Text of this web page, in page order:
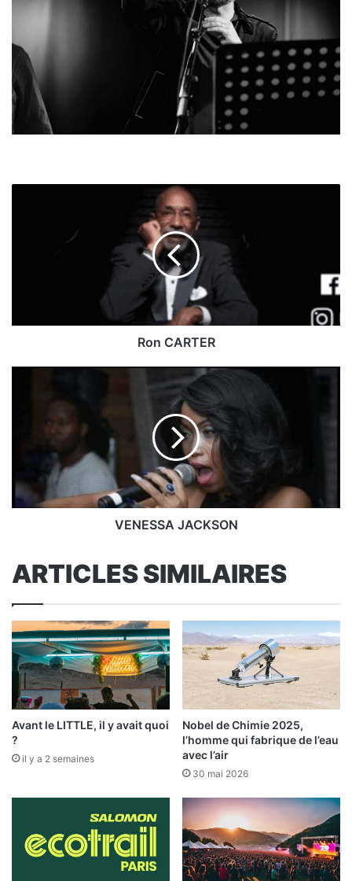
Ron CARTER
VENESSA JACKSON
ARTICLES SIMILAIRES
Avant le LITTLE, il y avait quoi
?
il y a 2 semaines
Nobel de Chimie 2025,
l’homme qui fabrique de l’eau
avec l’air
30 mai 2026